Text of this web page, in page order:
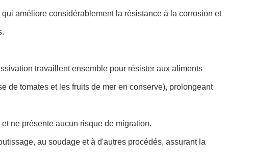
améliore considérablement la résistance à la corrosion et
travaillent ensemble pour résister aux aliments
de tomates et les fruits de mer en conserve), prolongeant
ne présente aucun risque de migration.
au soudage et à d'autres procédés, assurant la